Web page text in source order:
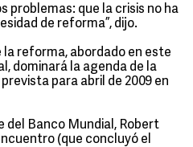
problemas: que la crisis no ha
de reforma”, dijo.
la reforma, abordado en este
dominará la agenda de la
para abril de 2009 en
del Banco Mundial, Robert
(que concluyó el